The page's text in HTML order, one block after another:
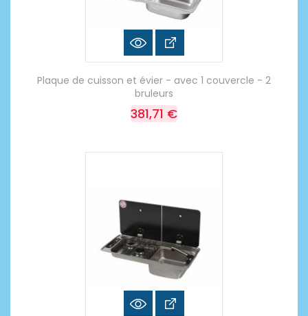
Plaque de cuisson et évier - avec 1 couvercle - 2
bruleurs
381,71 €